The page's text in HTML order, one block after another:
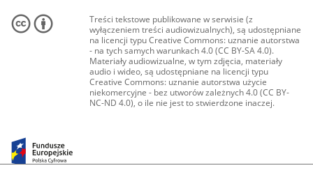
Treści tekstowe publikowane w serwisie (z
wyłączeniem treści audiowizualnych), są udostępniane
na licencji typu Creative Commons: uznanie autorstwa
- na tych samych warunkach 4.0 (CC BY-SA 4.0).
Materiały audiowizualne, w tym zdjęcia, materiały
audio i wideo, są udostępniane na licencji typu
Creative Commons: uznanie autorstwa użycie
niekomercyjne - bez utworów zależnych 4.0 (CC BY-
NC-ND 4.0), o ile nie jest to stwierdzone inaczej.